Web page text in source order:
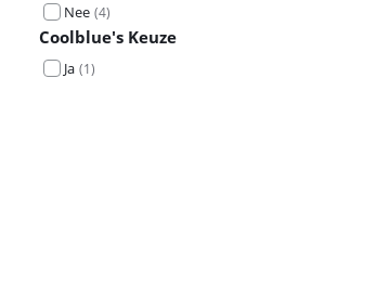
Nee (4)
Coolblue's Keuze
Ja (1)